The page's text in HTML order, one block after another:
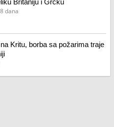
Britaniju i Grčku
dana
Kritu, borba sa požarima traje